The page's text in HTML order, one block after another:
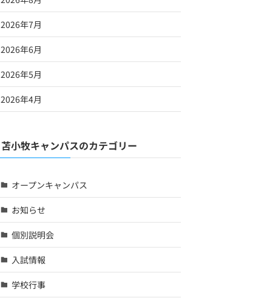
2026年7月
2026年6月
2026年5月
2026年4月
苫小牧キャンパスのカテゴリー
オープンキャンパス
お知らせ
個別説明会
入試情報
学校行事